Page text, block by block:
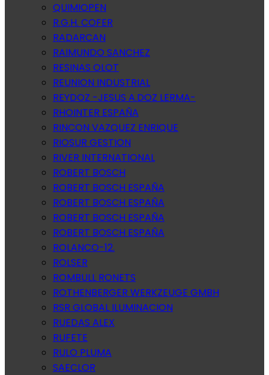
QUIMIOPEN
R.G.H. COFER
RADARCAN
RAIMUNDO SANCHEZ
RESINAS OLOT
REUNION INDUSTRIAL
REYDOZ -JESUS A.DOZ LERMA-
RHOINTER ESPAÑA
RINCON VAZQUEZ ENRIQUE
RIOSUR GESTION
RIVER INTERNATIONAL
ROBERT BOSCH
ROBERT BOSCH ESPAÑA
ROBERT BOSCH ESPAÑA
ROBERT BOSCH ESPAÑA
ROBERT BOSCH ESPAÑA
ROLANCO-12.
ROLSER
ROMBULL RONETS
ROTHENBERGER WERKZEUGE GMBH
RSR GLOBAL ILUMINACION
RUEDAS ALEX
RUFETE
RULO PLUMA
SAECLOR